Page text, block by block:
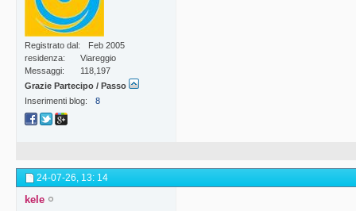
Registrato dal
Feb 2005
residenza
Viareggio
Messaggi
118,197
Grazie Partecipo / Passo
Inserimenti blog
8
24-07-26, 13: 14
kele